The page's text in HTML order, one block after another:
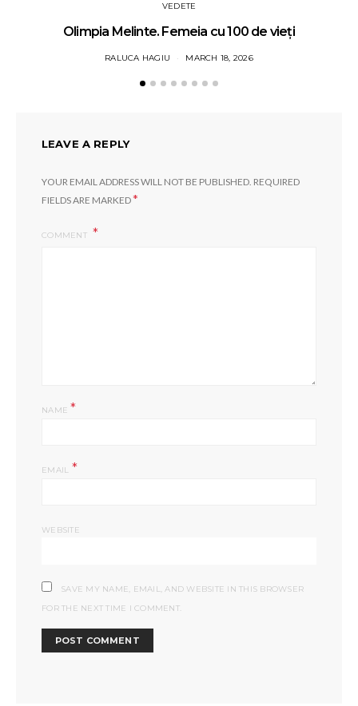
VEDETE
Olimpia Melinte. Femeia cu 100 de vieți
RALUCA HAGIU MARCH 18, 2026
LEAVE A REPLY
YOUR EMAIL ADDRESS WILL NOT BE PUBLISHED. REQUIRED
FIELDS ARE MARKED*
COMMENT
NAME*
EMAIL *
WEBSITE
SAVE MY NAME, EMAIL, AND WEBSITE IN THIS BROWSER
FOR THE NEXT TIME I COMMENT.